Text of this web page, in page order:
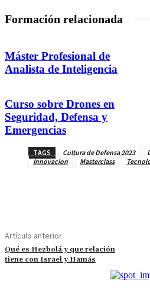
Formación relacionada
Máster Profesional de
Analista de Inteligencia
Curso sobre Drones en
Seguridad, Defensa y
Emergencias
TAGS Cultura de Defensa 2023
Innovacion
Masterclass
Artículo anterior
Qué es Hezbolá y que relación
tiene con Israel y Hamás